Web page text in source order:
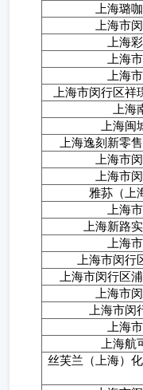
上海璐
上海市
上海
上海
上海
上海市闵行区祥
上海
上海闽
上海逸刻新零
上海市
上海市
雅荪（上
上海
上海新路
上海
上海市闵行
上海市闵行区
上海市
上海市闵
上海
上海航
丝芙兰（上海）